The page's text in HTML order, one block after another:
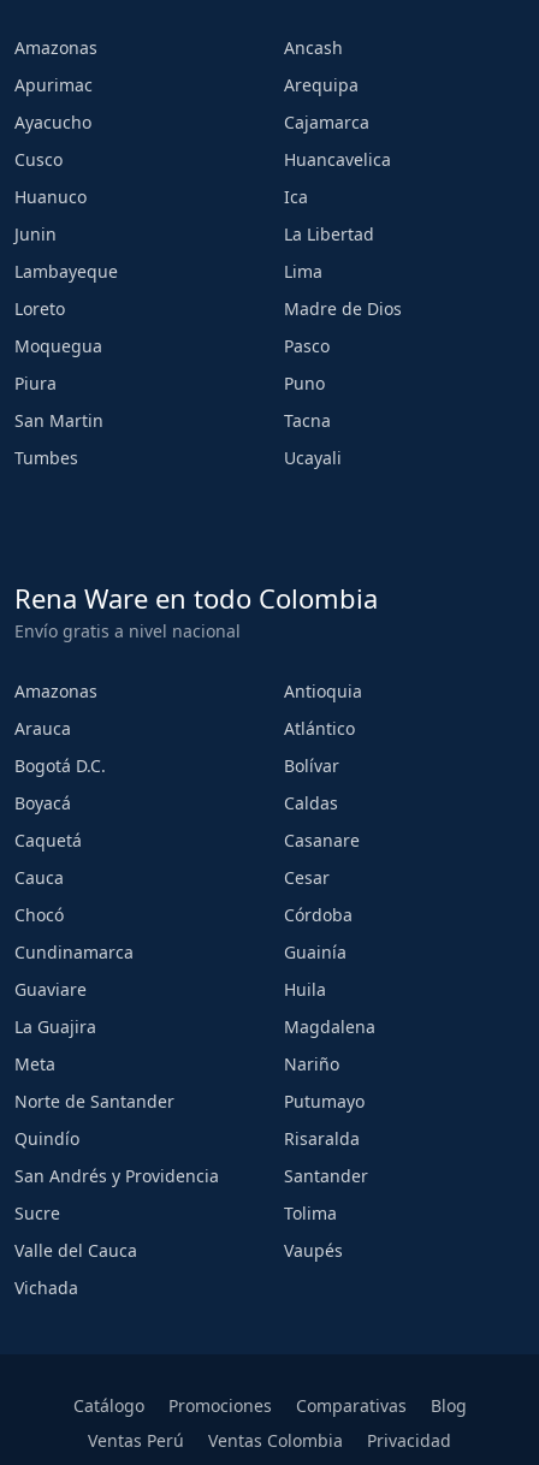
Amazonas
Ancash
Apurimac
Arequipa
Ayacucho
Cajamarca
Cusco
Huancavelica
Huanuco
Ica
Junin
La Libertad
Lambayeque
Lima
Loreto
Madre de Dios
Moquegua
Pasco
Piura
Puno
San Martin
Tacna
Tumbes
Ucayali
Rena Ware en todo Colombia
Envío gratis a nivel nacional
Amazonas
Antioquia
Arauca
Atlántico
Bogotá D.C.
Bolívar
Boyacá
Caldas
Caquetá
Casanare
Cauca
Cesar
Chocó
Córdoba
Cundinamarca
Guainía
Guaviare
Huila
La Guajira
Magdalena
Meta
Nariño
Norte de Santander
Putumayo
Quindío
Risaralda
San Andrés y Providencia
Santander
Sucre
Tolima
Valle del Cauca
Vaupés
Vichada
Catálogo Promociones Comparativas
Blog
Ventas Perú
Ventas Colombia Privacidad